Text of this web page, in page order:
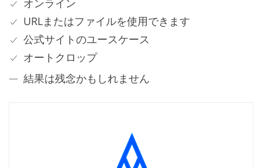
URLまたはファイルを使用できます
公式サイトのユースケース
オートクロップ
結果は残念かもしれません